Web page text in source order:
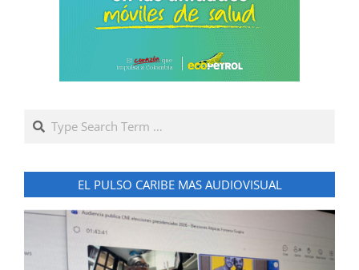
Search
EL PULSO CARIBE MAS AUDIOVISUAL